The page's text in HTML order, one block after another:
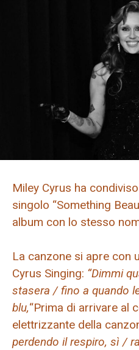
Miley Cyrus ha
singolo “Something
album con lo stesso
La canzone si apre con
Cyrus Singing: “Dimmi
stasera / fino a quando
blu,“Prima di arrivare al
elettrizzante della
perdendo il respiro, sì /